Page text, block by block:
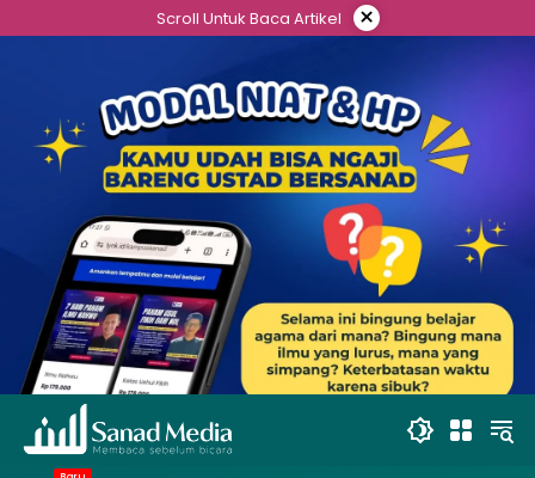
to
Scroll Untuk Baca Artikel ×